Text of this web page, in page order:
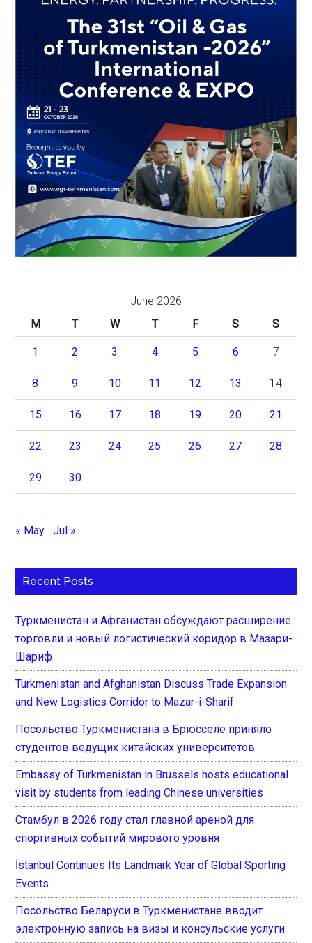
June 2026
M
T W T F S S
1 2 3 4 5 6 7
8 9 10 11 12 13 14
15 16 17 18 19 20 21
22 23 24 25 26 27 28
29 30
« May Jul »
Recent Posts
Туркменистан и Афганистан обсуждают расширение
торговли и новый логистический коридор в Мазари-
Шариф
Turkmenistan and Afghanistan Discuss Trade Expansion
and New Logistics Corridor to Mazar-i-Sharif
Посольство Туркменистана в Брюсселе приняло
студентов ведущих китайских университетов
Embassy of Turkmenistan in Brussels hosts educational
visit by students from leading Chinese universities
Стамбул в 2026 году стал главной ареной для
спортивных событий мирового уровня
İstanbul Continues Its Landmark Year of Global Sporting
Events
Посольство Беларуси в Туркменистане вводит
электронную запись на визы и консульские услуги